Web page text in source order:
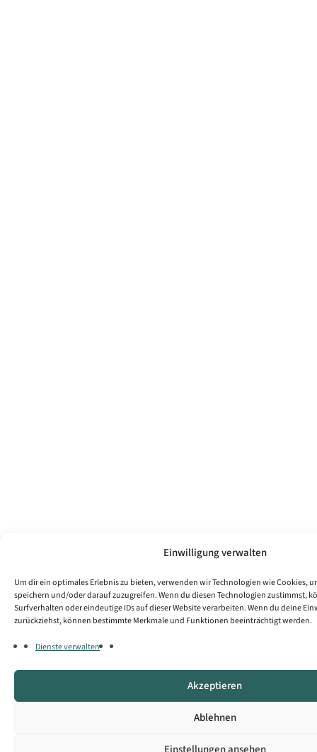
Einwilligung verwalten
Um dir ein optimales Erlebnis zu bieten, verwenden wir Technologien wie Cookies,
speichern und/oder darauf zuzugreifen. Wenn du diesen Technologien zustimmst,
Surfverhalten oder eindeutige IDs auf dieser Website verarbeiten. Wenn du deine
zurückziehst, können bestimmte Merkmale und Funktionen beeinträchtigt werden.
Dienste verwalten
Akzeptieren
Ablehnen